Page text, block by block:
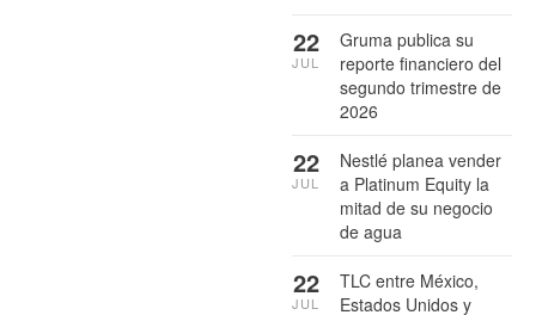
Gruma publica su
reporte financiero del
segundo trimestre de
2026
22
JUL
Nestlé planea vender
a Platinum Equity la
mitad de su negocio
de agua
22
JUL
TLC entre México,
Estados Unidos y
22
JUL